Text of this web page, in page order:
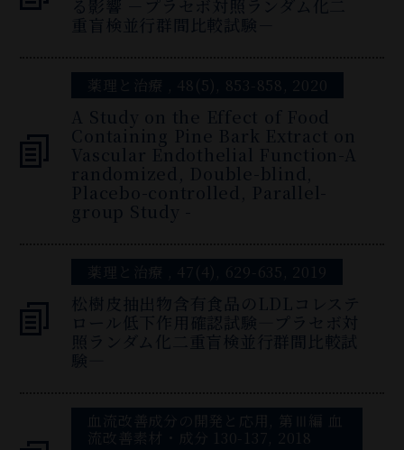
る影響 －プラセボ対照ランダム化二
重盲検並行群間比較試験－
薬理と治療 , 48(5), 853-858, 2020
A Study on the Effect of Food
Containing Pine Bark Extract on
Vascular Endothelial Function-A
randomized, Double-blind,
Placebo-controlled, Parallel-
group Study -
薬理と治療 , 47(4), 629-635, 2019
松樹皮抽出物含有食品のLDLコレステ
ロール低下作用確認試験―プラセボ対
照ランダム化二重盲検並行群間比較試
験―
血流改善成分の開発と応用, 第Ⅲ編 血
流改善素材・成分 130-137, 2018